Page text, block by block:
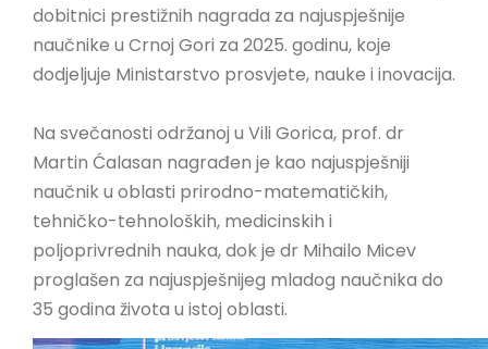
KONTAKT
LINKOVI
EN
dobitnici prestižnih nagrada za najuspješnije
naučnike u Crnoj Gori za 2025. godinu, koje
dodjeljuje Ministarstvo prosvjete, nauke i inovacija.
Na svečanosti održanoj u Vili Gorica, prof. dr
Martin Ćalasan nagrađen je kao najuspješniji
naučnik u oblasti prirodno-matematičkih,
tehničko-tehnoloških, medicinskih i
poljoprivrednih nauka, dok je dr Mihailo Micev
proglašen za najuspješnijeg mladog naučnika do
35 godina života u istoj oblasti.